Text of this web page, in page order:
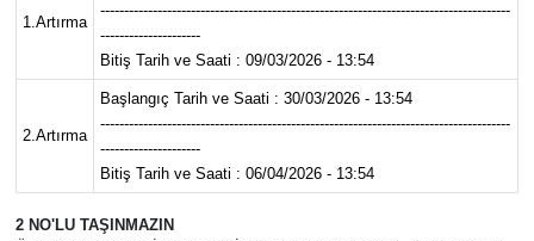
1.Artırma
--------------------------------------------------------------------------------------
---------------------
Bitiş Tarih ve Saati : 09/03/2026 - 13:54
2.Artırma
Başlangıç Tarih ve Saati : 30/03/2026 - 13:54
--------------------------------------------------------------------------------------
---------------------
Bitiş Tarih ve Saati : 06/04/2026 - 13:54
2 NO'LU TAŞINMAZIN
GÖRDES
KÖPRÜBAŞI
SOMA
SELENDİ
SOMA
TURGUTLU
YUNUSEMRE
BİLİM VE TEKNOLOJİ
YAZARLAR
MANİSA'NIN YÖRESEL LEZZETLERİ
MANİSA'YI KEŞFET